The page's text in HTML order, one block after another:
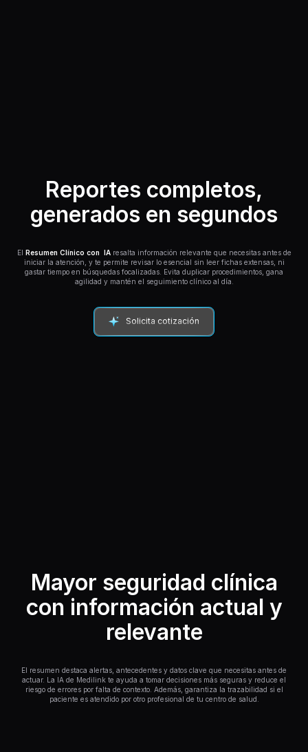
Reportes completos,
generados en segundos
El Resumen Clínico con IAresalta información relevante que necesitas antes de
iniciar la atención, y te permite revisar lo esencial sin leer fichas extensas, ni
gastar tiempo en búsquedas focalizadas. Evita duplicar procedimientos, gana
agilidad y mantén el seguimiento clínico al día.
Solicita cotización
Mayor seguridad clínica
con información actual y
relevante
El resumen destaca alertas, antecedentes y datos clave que necesitas antes de
actuar. La IA de Medilink te ayuda a tomar decisiones más seguras y reduce el
riesgo de errores por falta de contexto. Además, garantiza la trazabilidad si el
paciente es atendido por otro profesional de tu centro de salud.